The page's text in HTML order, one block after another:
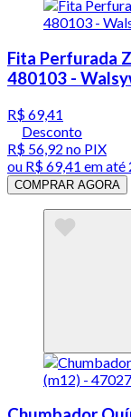
Fita Perfurada
480103 -
R$ 69,41
Desconto
R$ 56,92 no PIX
ou R$ 69,41 em até
COMPRAR AGORA